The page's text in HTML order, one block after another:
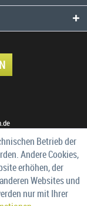
Betrieb der
Andere Cookies,
erhöhen, der
Websites und
nur mit Ihrer